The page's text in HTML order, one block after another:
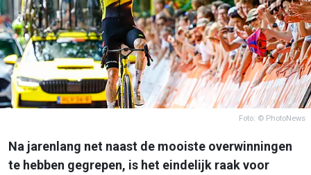
Foto: © PhotoNews
Na jarenlang net naast de mooiste overwinningen
te hebben gegrepen, is het eindelijk raak voor